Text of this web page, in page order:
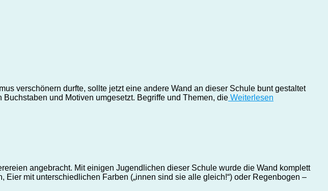
verschönern durfte, sollte jetzt eine andere Wand an dieser Schule bunt gestaltet
und Motiven umgesetzt. Begriffe und Themen, die Weiterlesen
angebracht. Mit einigen Jugendlichen dieser Schule wurde die Wand komplett
mit unterschiedlichen Farben („innen sind sie alle gleich!“) oder Regenbogen –